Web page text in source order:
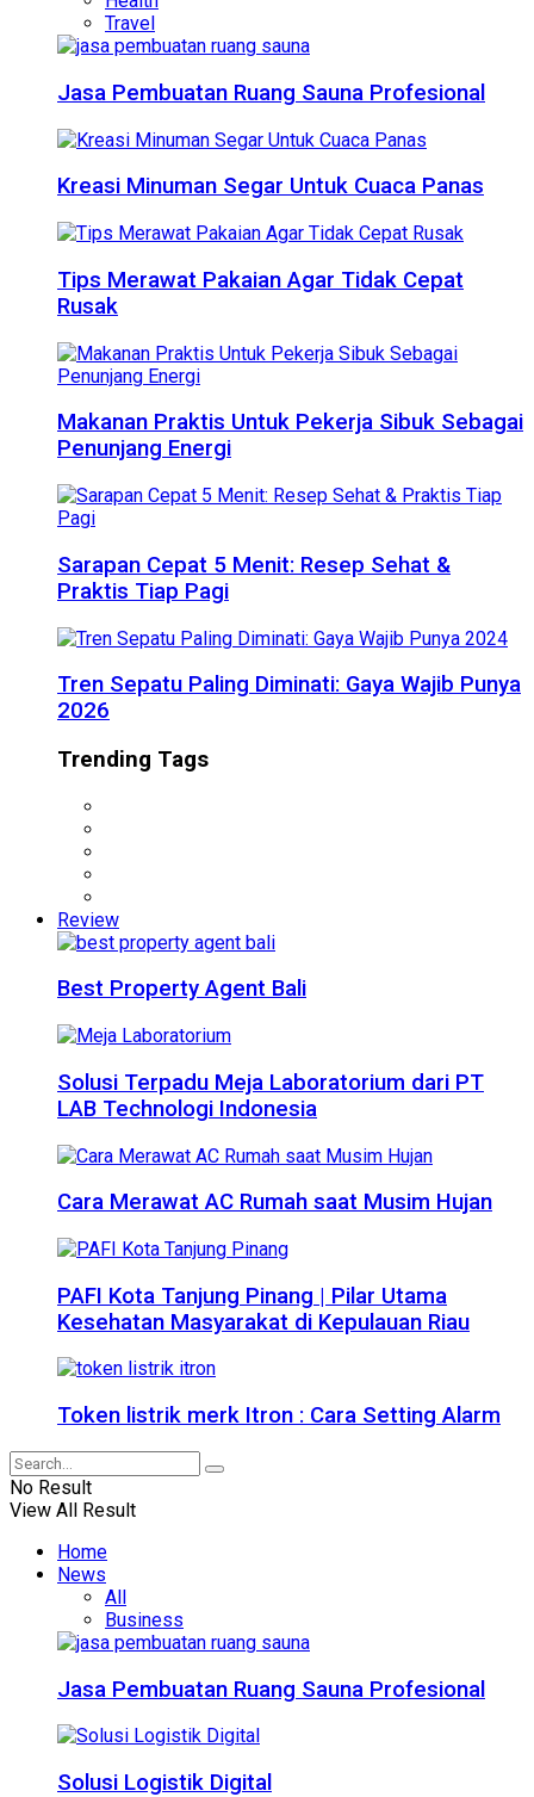
Travel
Jasa Pembuatan Ruang Sauna Profesional
Kreasi Minuman Segar Untuk Cuaca Panas
Tips Merawat Pakaian Agar Tidak Cepat
Rusak
Makanan Praktis Untuk Pekerja Sibuk Sebagai
Penunjang Energi
Sarapan Cepat 5 Menit: Resep Sehat &
Praktis Tiap Pagi
Tren Sepatu Paling Diminati: Gaya Wajib Punya
2026
Trending Tags
Review
Best Property Agent Bali
Solusi Terpadu Meja Laboratorium dari PT
LAB Technologi Indonesia
Cara Merawat AC Rumah saat Musim Hujan
PAFI Kota Tanjung Pinang | Pilar Utama
Kesehatan Masyarakat di Kepulauan Riau
Token listrik merk Itron : Cara Setting Alarm
No Result
View All Result
Home
News
All
Business
Jasa Pembuatan Ruang Sauna Profesional
Solusi Logistik Digital